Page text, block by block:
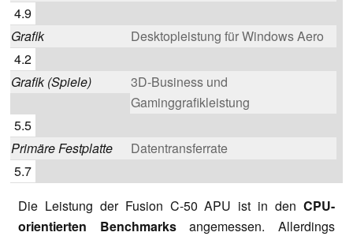
4.9
Grafik
Desktopleistung für Windows Aero
4.2
Grafik (Spiele)
3D-Business und
Gaminggrafikleistung
5.5
Primäre Festplatte
Datentransferrate
5.7
Die Leistung der Fusion C-50 APU ist in den CPU-
orientierten Benchmarksangemessen. Allerdings